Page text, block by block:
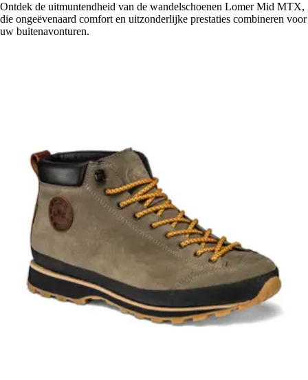
Ontdek de uitmuntendheid van de wandelschoenen Lomer Mid MTX,
die ongeëvenaard comfort en uitzonderlijke prestaties combineren voor
uw buitenavonturen.